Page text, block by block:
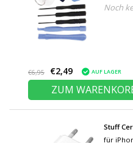
Noch
€6,95 €2,49 AUF LAGER
ZUM
Stuff
für